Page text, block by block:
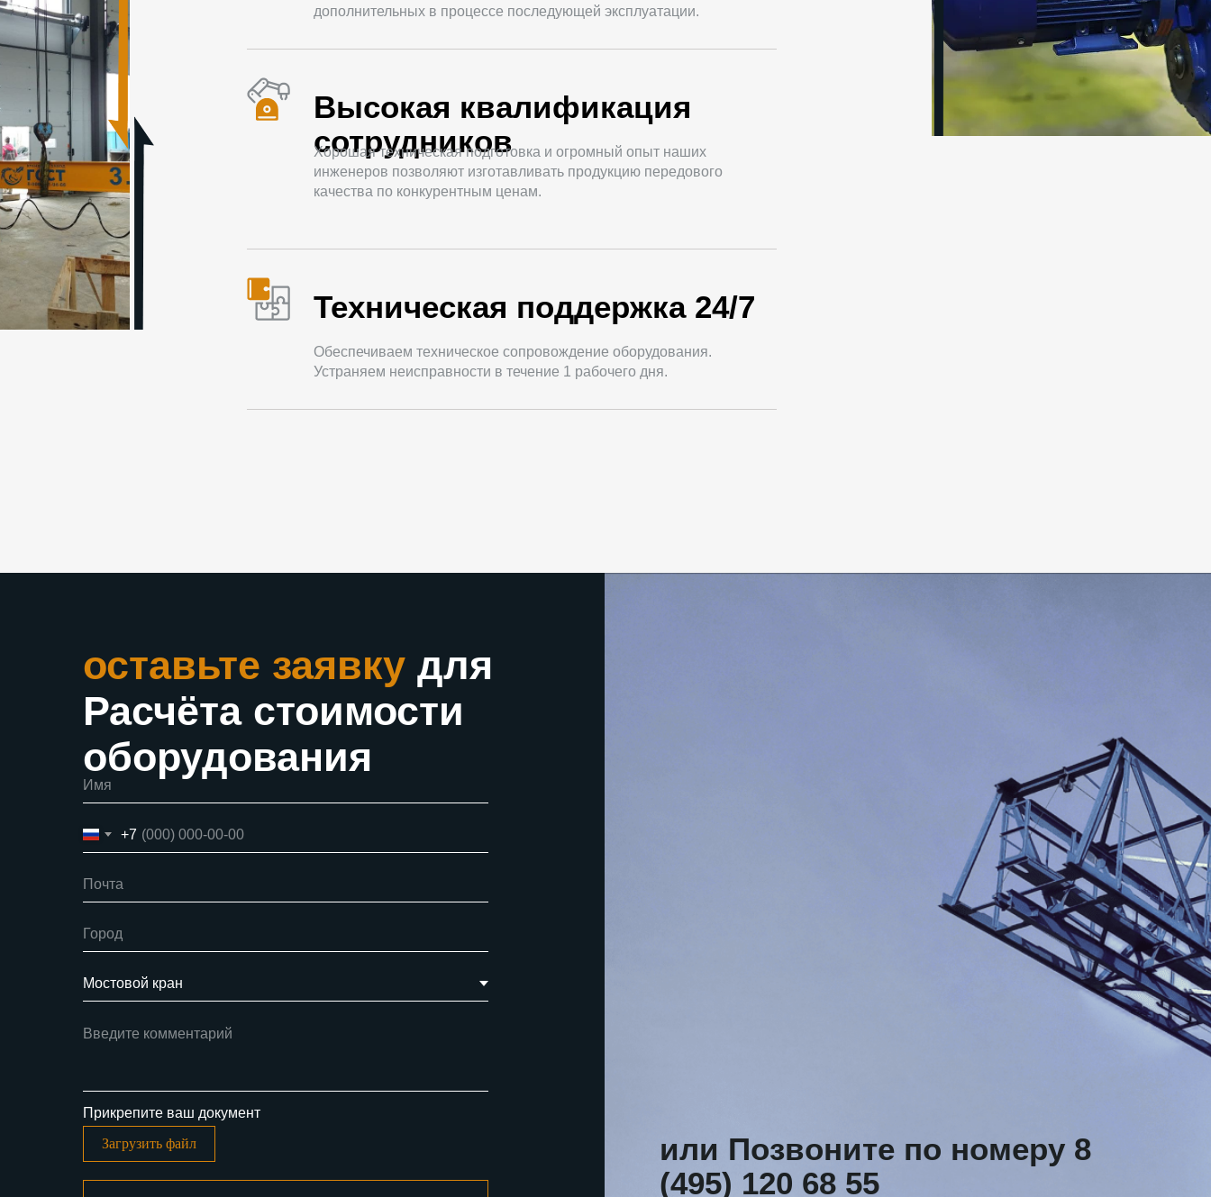
дополнительных в процессе последующей эксплуатации.
Высокая квалификация
сотрудников
Хорошая техническая подготовка и огромный опыт наших
инженеров позволяют изготавливать продукцию передового
качества по конкурентным ценам.
Техническая поддержка 24/7
Обеспечиваем техническое сопровождение оборудования.
Устраняем неисправности в течение 1 рабочего дня.
или Позвоните по номеру 8
(495) 120 68 55
оставьте заявку для
Расчёта стоимости
оборудования
+7
Прикрепите ваш документ
Загрузить файл